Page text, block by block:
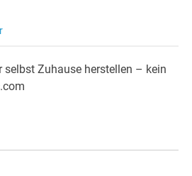
selbst Zuhause herstellen – kein